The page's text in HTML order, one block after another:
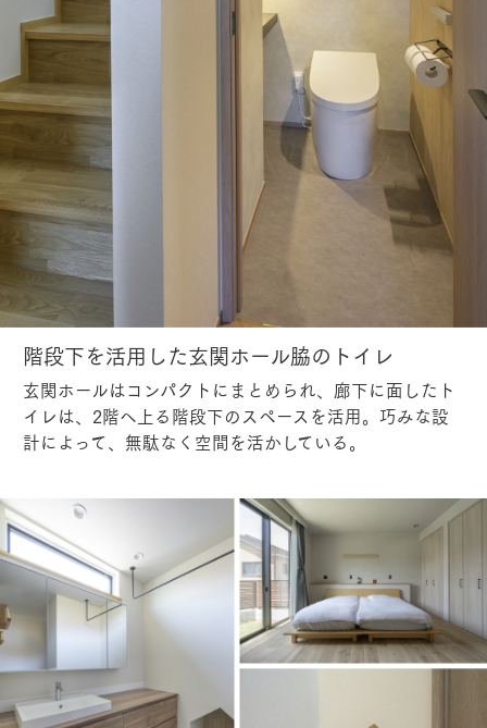
階段下を活用した玄関ホール脇のトイレ
玄関ホールはコンパクトにまとめられ、廊下に面したト
イレは、2階へ上る階段下のスペースを活用。巧みな設
計によって、無駄なく空間を活かしている。